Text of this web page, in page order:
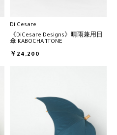
Di Cesare
《DiCesare Designs》晴雨兼用日
傘 KABOCHA 1TONE
￥24,200